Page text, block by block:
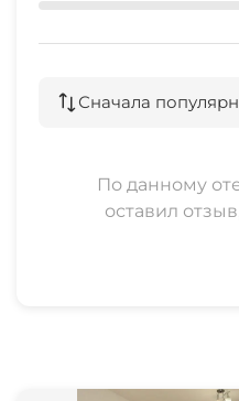
Сначала
По данному
оставил